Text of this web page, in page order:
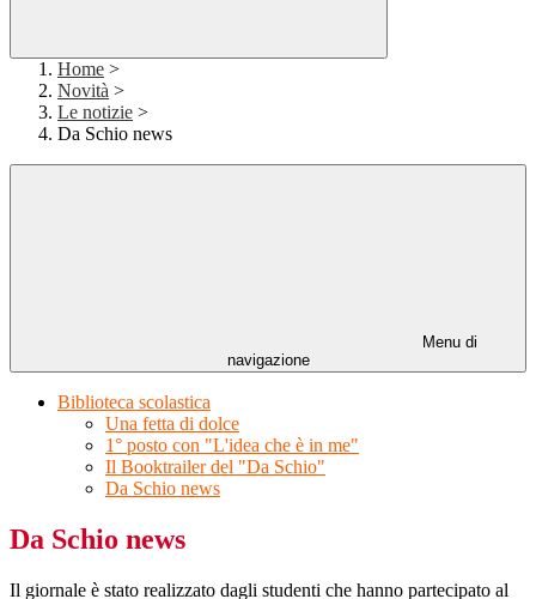
Home >
Novità >
Le notizie >
Da Schio news
Menu di
navigazione
Biblioteca scolastica
Una fetta di dolce
1° posto con "L'idea che è in me"
Il Booktrailer del "Da Schio"
Da Schio news
Da Schio news
Il giornale è stato realizzato dagli studenti che hanno partecipato al